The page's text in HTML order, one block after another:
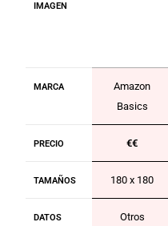
IMAGEN
MARCA
Amazon
Basics
PRECIO €€
TAMAÑOS 180 x 180
DATOS
Otros